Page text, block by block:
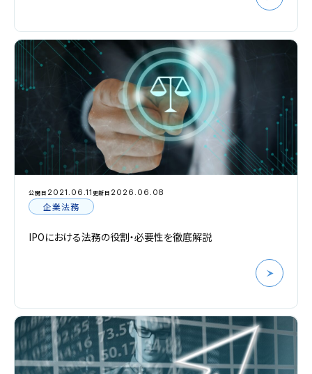
公開日 2021.06.11 更新日 2026.06.08
企業法務
IPOにおける法務の役割・必要性を徹底解説